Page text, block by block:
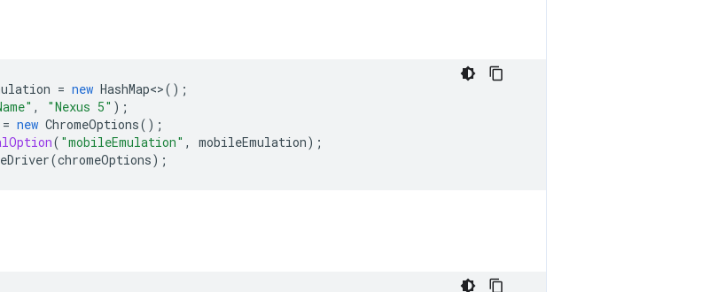
= new HashMap<>();
, "Nexus 5" );
= new ChromeOptions();
( "mobileEmulation" , mobileEmulation);
(chromeOptions);